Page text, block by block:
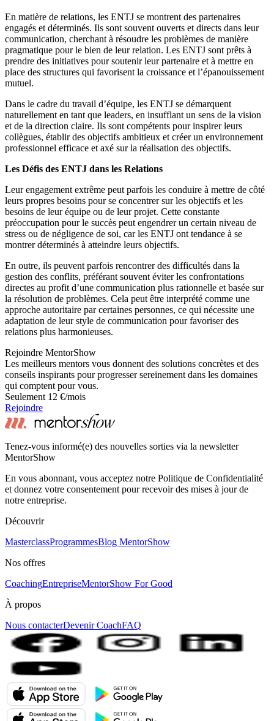
En matière de relations, les ENTJ se montrent des partenaires
engagés et déterminés. Ils sont souvent ouverts et directs dans leur
communication, cherchant à résoudre les problèmes de manière
pragmatique pour le bien de leur relation. Les ENTJ sont prêts à
prendre des initiatives pour soutenir leur partenaire et à mettre en
place des structures qui favorisent la croissance et l’épanouissement
mutuel.
Dans le cadre du travail d’équipe, les ENTJ se démarquent
naturellement en tant que leaders, en insufflant un sens de la vision
et de la direction claire. Ils sont compétents pour inspirer leurs
collègues, établir des objectifs ambitieux et créer un environnement
professionnel efficace et axé sur la réalisation des objectifs.
Les Défis des ENTJ dans les Relations
Leur engagement extrême peut parfois les conduire à mettre de côté
leurs propres besoins pour se concentrer sur les objectifs et les
besoins de leur équipe ou de leur projet. Cette constante
préoccupation pour le succès peut engendrer un certain niveau de
stress ou de négligence de soi, car les ENTJ ont tendance à se
montrer déterminés à atteindre leurs objectifs.
En outre, ils peuvent parfois rencontrer des difficultés dans la
gestion des conflits, préférant souvent éviter les confrontations
directes au profit d’une communication plus rationnelle et basée sur
la résolution de problèmes. Cela peut être interprété comme une
approche autoritaire par certaines personnes, ce qui nécessite une
adaptation de leur style de communication pour favoriser des
relations plus harmonieuses.
Rejoindre MentorShow
Les meilleurs mentors vous donnent des solutions concrètes et des
conseils inspirants pour progresser sereinement dans les domaines
qui comptent pour vous.
Seulement 12 €/mois
Rejoindre
Tenez-vous informé(e) des nouvelles sorties via la newsletter
MentorShow
En vous abonnant, vous acceptez notre Politique de Confidentialité
et donnez votre consentement pour recevoir des mises à jour de
notre entreprise.
Découvrir
MasterclassProgrammesBlog MentorShow
Nos offres
CoachingEntrepriseMentorShow For Good
À propos
Nous contacterDevenir CoachFAQ